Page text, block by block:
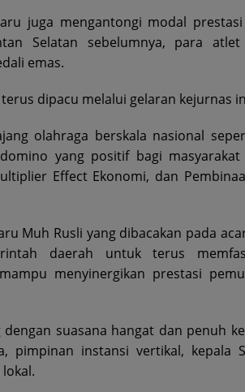
juga mengantongi modal
Selatan sebelumnya, para atlet
emas.
dipacu melalui gelaran kejurnas
olahraga berskala nasional
yang positif bagi masyarakat
Effect Ekonomi, dan
Muh Rusli yang dibacakan pada
daerah untuk terus
menyinergikan prestasi
suasana hangat dan penuh
instansi vertikal, kepala